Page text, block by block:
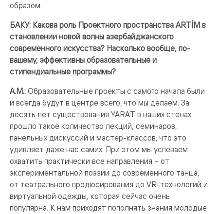
образом.
БАКУ: Какова роль Проектного пространства ARTİM в
становлении новой волны азербайджанского
современного искусства? Насколько вообще, по-
вашему, эффективны образовательные и
стипендиальные программы?
А.М.: Образовательные проекты с самого начала были
и всегда будут в центре всего, что мы делаем. За
десять лет существования YARAT в наших стенах
прошло такое количество лекций, семинаров,
панельных дискуссий и мастер-классов, что это
удивляет даже нас самих. При этом мы успеваем
охватить практически все направления – от
экспериментальной поэзии до современного танца,
от театрального продюсирования до VR-технологий и
виртуальной одежды, которая сейчас очень
популярна. К нам приходят пополнять знания молодые